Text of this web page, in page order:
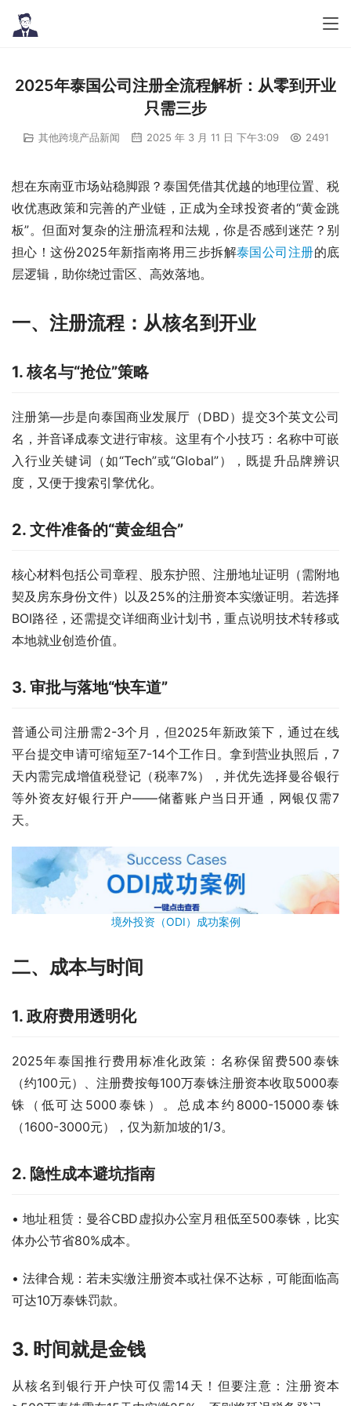
2025年泰国公司注册全流程解析：从零到开业
只需三步
其他跨境产品新闻 2025 年 3 月 11 日 下午3:09 2491
想在东南亚市场站稳脚跟？泰国凭借其优越的地理位置、税
收优惠政策和完善的产业链，正成为全球投资者的“黄金跳
板”。但面对复杂的注册流程和法规，你是否感到迷茫？别
担心！这份2025年新指南将用三步拆解泰国公司注册的底
层逻辑，助你绕过雷区、高效落地。
一、注册流程：从核名到开业
1. 核名与“抢位”策略
注册第—步是向泰国商业发展厅（DBD）提交3个英文公司
名，并音译成泰文进行审核。这里有个小技巧：名称中可嵌
入行业关键词（如“Tech”或“Global”），既提升品牌辨识
度，又便于搜索引擎优化。
2. 文件准备的“黄金组合”
核心材料包括公司章程、股东护照、注册地址证明（需附地
契及房东身份文件）以及25%的注册资本实缴证明。若选择
BOI路径，还需提交详细商业计划书，重点说明技术转移或
本地就业创造价值。
3. 审批与落地“快车道”
普通公司注册需2-3个月，但2025年新政策下，通过在线
平台提交申请可缩短至7-14个工作日。拿到营业执照后，7
天内需完成增值税登记（税率7%），并优先选择曼谷银行
等外资友好银行开户——储蓄账户当日开通，网银仅需7
天。
境外投资（ODI）成功案例
二、成本与时间
1. 政府费用透明化
2025年泰国推行费用标准化政策：名称保留费500泰铢
（约100元）、注册费按每100万泰铢注册资本收取5000泰
铢（低可达5000泰铢）。总成本约8000-15000泰铢
（1600-3000元），仅为新加坡的1/3。
2. 隐性成本避坑指南
• 地址租赁：曼谷CBD虚拟办公室月租低至500泰铢，比实
体办公节省80%成本。
• 法律合规：若未实缴注册资本或社保不达标，可能面临高
可达10万泰铢罚款。
3. 时间就是金钱
从核名到银行开户快可仅需14天！但要注意：注册资本